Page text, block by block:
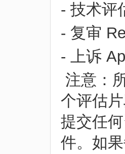
- 技术评
- 复审
- 上诉
注意：
个评估
提交任
件。如